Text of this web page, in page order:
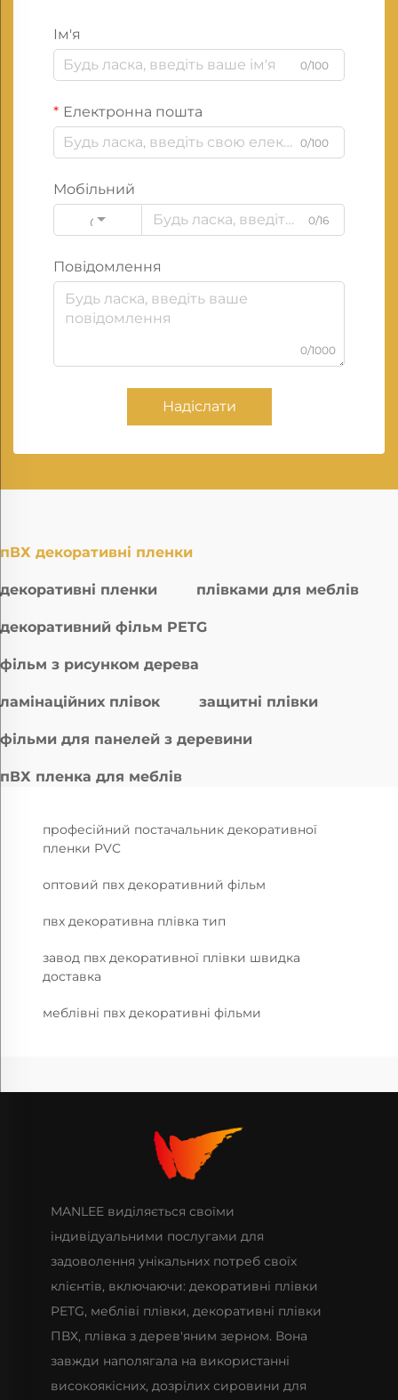
Ім'я
0/100
Електронна пошта
0/100
Мобільний
Code
0/16
Повідомлення
0/1000
Надіслати
пВХ декоративні пленки
декоративні пленки плівками для меблів
декоративний фільм PETG
фільм з рисунком дерева
ламінаційних плівок защитні плівки
фільми для панелей з деревини
пВХ пленка для меблів
професійний постачальник декоративної
пленки PVC
оптовий пвх декоративний фільм
пвх декоративна плівка тип
завод пвх декоративної плівки швидка
доставка
меблівні пвх декоративні фільми
MANLEE виділяється своїми
індивідуальними послугами для
задоволення унікальних потреб своїх
клієнтів, включаючи: декоративні плівки
PETG, мебліві плівки, декоративні плівки
ПВХ, плівка з дерев'яним зерном. Вона
завжди наполягала на використанні
високоякісних, дозрілих сировини для